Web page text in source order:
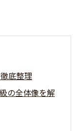
底整理
の全体像を解
考え方とは